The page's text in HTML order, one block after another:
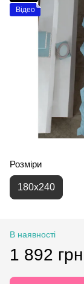
Відео
Розміри
180x240
В наявності
1 892 грн